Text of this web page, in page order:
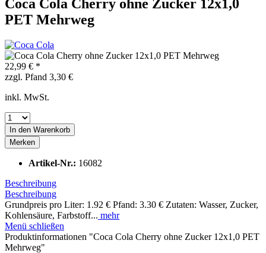
Coca Cola Cherry ohne Zucker 12x1,0
PET Mehrweg
22,99 € *
zzgl. Pfand 3,30 €
inkl. MwSt.
In den Warenkorb
Merken
Artikel-Nr.: 16082
Beschreibung
Beschreibung
Grundpreis pro Liter: 1.92 € Pfand: 3.30 € Zutaten: Wasser, Zucker,
Kohlensäure, Farbstoff... mehr
Menü schließen
Produktinformationen "Coca Cola Cherry ohne Zucker 12x1,0 PET
Mehrweg"